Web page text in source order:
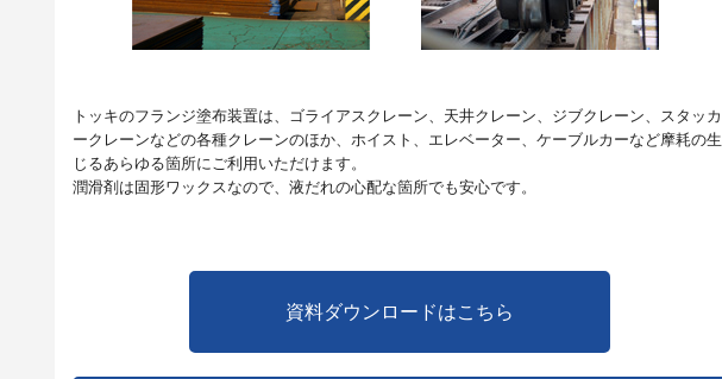
トッキのフランジ塗布装置は、ゴライアスクレーン、天井クレーン、ジブクレーン、スタッカ
ークレーンなどの各種クレーンのほか、ホイスト、エレベーター、ケーブルカーなど摩耗の生
じるあらゆる箇所にご利用いただけます。
潤滑剤は固形ワックスなので、液だれの心配な箇所でも安心です。
資料ダウンロードはこちら